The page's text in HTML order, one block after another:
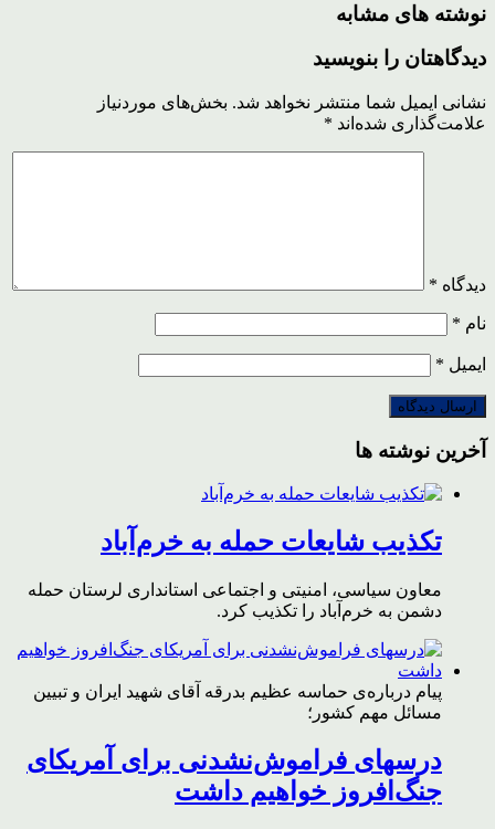
نوشته های مشابه
دیدگاهتان را بنویسید
نشانی ایمیل شما منتشر نخواهد شد. بخش‌های موردنیاز
علامت‌گذاری شده‌اند *
دیدگاه *
نام *
ایمیل *
آخرین نوشته ها
تکذیب شایعات حمله به خرم‌آباد
معاون سیاسی، امنیتی و اجتماعی استانداری لرستان حمله
دشمن به خرم‌آباد را تکذیب کرد.
پیام درباره‌ی حماسه عظیم بدرقه آقای شهید ایران و تبیین
مسائل مهم کشور؛
درسهای فراموش‌نشدنی برای آمریکای
جنگ‌افروز خواهیم داشت